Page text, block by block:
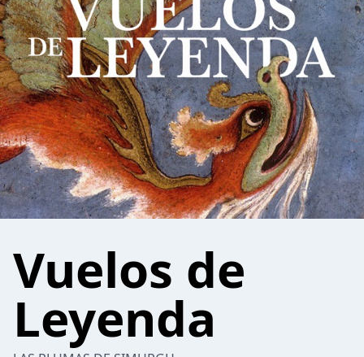
Vuelos de
Leyenda